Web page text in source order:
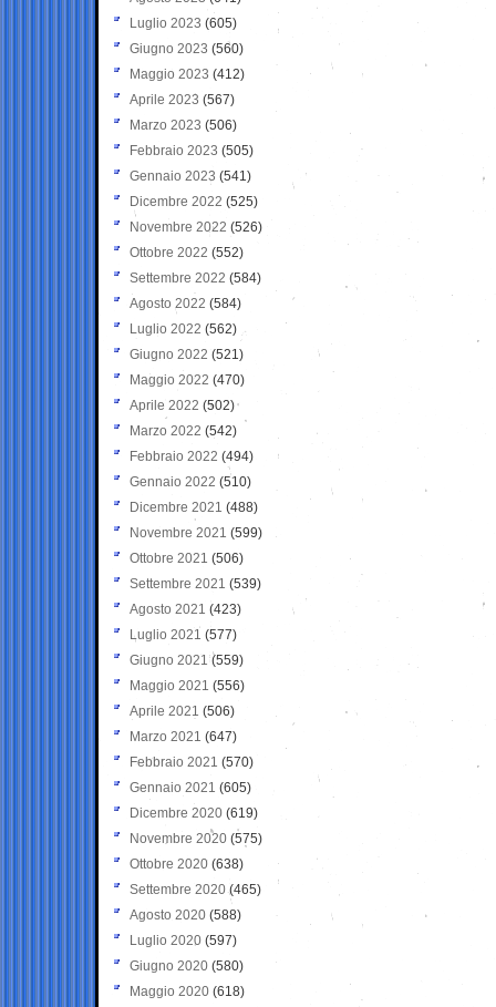
Luglio 2023 (605)
Giugno 2023 (560)
Maggio 2023 (412)
Aprile 2023 (567)
Marzo 2023 (506)
Febbraio 2023 (505)
Gennaio 2023 (541)
Dicembre 2022 (525)
Novembre 2022 (526)
Ottobre 2022 (552)
Settembre 2022 (584)
Agosto 2022 (584)
Luglio 2022 (562)
Giugno 2022 (521)
Maggio 2022 (470)
Aprile 2022 (502)
Marzo 2022 (542)
Febbraio 2022 (494)
Gennaio 2022 (510)
Dicembre 2021 (488)
Novembre 2021 (599)
Ottobre 2021 (506)
Settembre 2021 (539)
Agosto 2021 (423)
Luglio 2021 (577)
Giugno 2021(559)
Maggio 2021 (556)
Aprile 2021 (506)
Marzo 2021 (647)
Febbraio 2021 (570)
Gennaio 2021 (605)
Dicembre 2020 (619)
Novembre 2020 (575)
Ottobre 2020 (638)
Settembre 2020(465)
Agosto 2020 (588)
Luglio 2020 (597)
Giugno 2020 (580)
Maggio 2020 (618)